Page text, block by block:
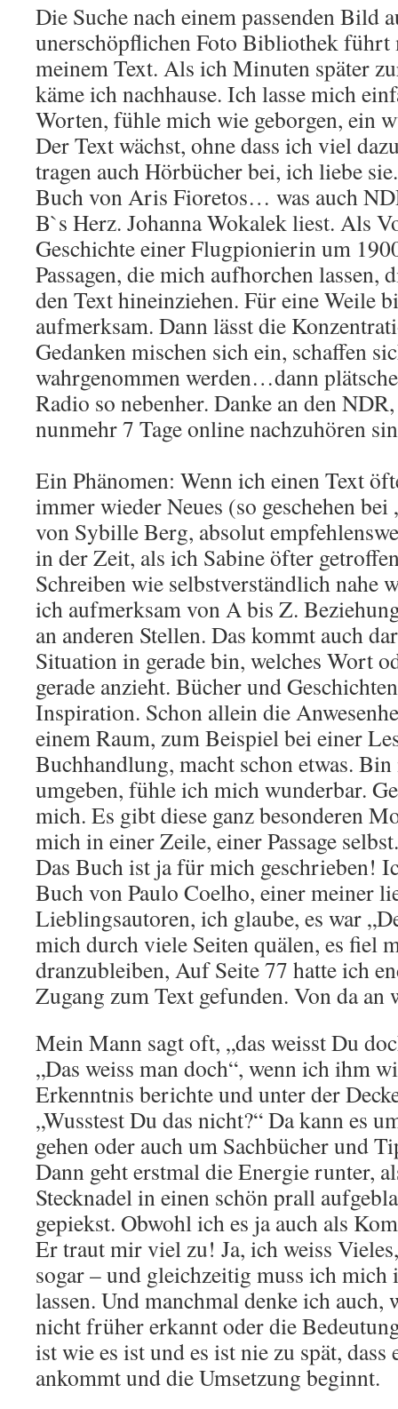
Die Suche nach einem passenden Bild
unerschöpflichen Foto Bibliothek führt
meinem Text. Als ich Minuten später
käme ich nachhause. Ich lasse mich
Worten, fühle mich wie geborgen, ein
Der Text wächst, ohne dass ich viel
tragen auch Hörbücher bei, ich liebe
Buch von Aris Fioretos… was auch
B`s Herz. Johanna Wokalek liest. Als
Geschichte einer Flugpionierin um
Passagen, die mich aufhorchen lassen,
den Text hineinziehen. Für eine Weile
aufmerksam. Dann lässt die
Gedanken mischen sich ein, schaffen
wahrgenommen werden…dann
Radio so nebenher. Danke an den
nunmehr 7 Tage online nachzuhören
Ein Phänomen: Wenn ich einen Text
immer wieder Neues (so geschehen
von Sybille Berg, absolut
in der Zeit, als ich Sabine öfter
Schreiben wie selbstverständlich nahe
ich aufmerksam von A bis Z.
an anderen Stellen. Das kommt auch
Situation in gerade bin, welches Wort
gerade anzieht. Bücher und
Inspiration. Schon allein die
einem Raum, zum Beispiel bei einer
Buchhandlung, macht schon etwas.
umgeben, fühle ich mich wunderbar.
mich. Es gibt diese ganz besonderen
mich in einer Zeile, einer Passage
Das Buch ist ja für mich geschrieben!
Buch von Paulo Coelho, einer meiner
Lieblingsautoren, ich glaube, es war
mich durch viele Seiten quälen, es fiel
dranzubleiben, Auf Seite 77 hatte ich
Zugang zum Text gefunden. Von da
Mein Mann sagt oft, „das weisst Du
„Das weiss man doch“, wenn ich ihm
Erkenntnis berichte und unter der
„Wusstest Du das nicht?“ Da kann es
gehen oder auch um Sachbücher und
Dann geht erstmal die Energie runter,
Stecknadel in einen schön prall
gepiekst. Obwohl ich es ja auch als
Er traut mir viel zu! Ja, ich weiss
sogar – und gleichzeitig muss ich
lassen. Und manchmal denke ich auch,
nicht früher erkannt oder die
ist wie es ist und es ist nie zu spät,
ankommt und die Umsetzung beginnt.